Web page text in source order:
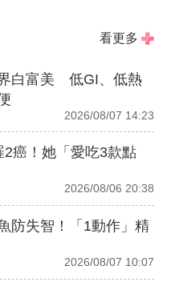
看更多
白富美 低GI、低熱
2026/08/07 14:23
2癌！她「愛吃3款點
2026/08/06 20:38
防失智！「1動作」精
2026/08/07 10:07